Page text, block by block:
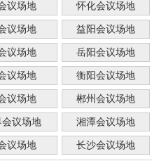
议场地 怀化会议场地
议场地 益阳会议场地
议场地 岳阳会议场地
议场地 衡阳会议场地
议场地 郴州会议场地
议场地 湘潭会议场地
议场地 长沙会议场地